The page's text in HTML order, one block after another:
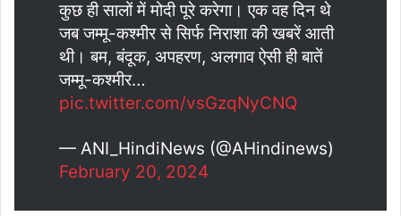
कुछ ही सालों में मोदी पूरे करेगा। एक वह दिन थे
जब जम्मू-कश्मीर से सिर्फ निराशा की खबरें आती
थी। बम, बंदूक, अपहरण, अलगाव ऐसी ही बातें
जम्मू-कश्मीर…
pic.twitter.com/vsGzqNyCNQ
— ANI_HindiNews (@AHindinews)
February 20, 2024